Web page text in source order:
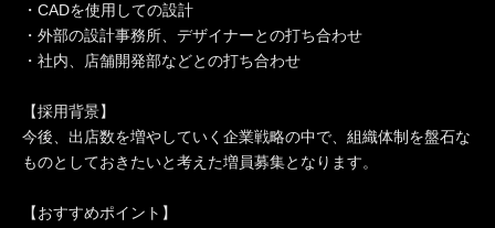
・CADを使用しての設計
・外部の設計事務所、デザイナーとの打ち合わせ
・社内、店舗開発部などとの打ち合わせ
【採用背景】
今後、出店数を増やしていく企業戦略の中で、組織体制を盤石な
ものとしておきたいと考えた増員募集となります。
【おすすめポイント】